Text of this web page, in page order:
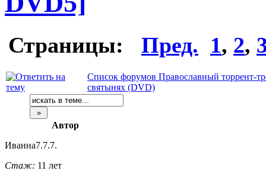
Страницы: Пред. 1, 2,
Список форумов Православный торрент-
святынях (DVD)
Автор
Иванна7.7.7.
Стаж: 11 лет